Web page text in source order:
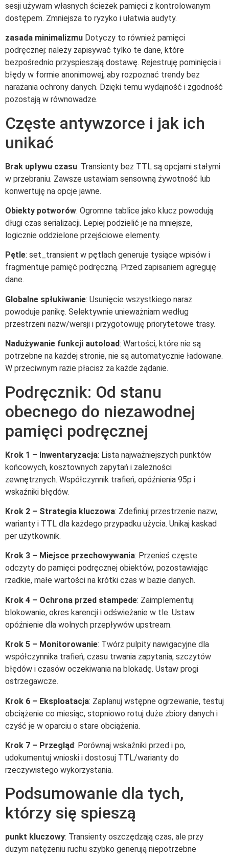
sesji używam własnych ścieżek pamięci z kontrolowanym
dostępem. Zmniejsza to ryzyko i ułatwia audyty.
zasada minimalizmu Dotyczy to również pamięci
podręcznej: należy zapisywać tylko te dane, które
bezpośrednio przyspieszają dostawę. Rejestruję pominięcia i
błędy w formie anonimowej, aby rozpoznać trendy bez
narażania ochrony danych. Dzięki temu wydajność i zgodność
pozostają w równowadze.
Częste antywzorce i jak ich
unikać
Brak upływu czasu: Transienty bez TTL są opcjami stałymi
w przebraniu. Zawsze ustawiam sensowną żywotność lub
konwertuję na opcje jawne.
Obiekty potworów: Ogromne tablice jako klucz powodują
długi czas serializacji. Lepiej podzielić je na mniejsze,
logicznie oddzielone przejściowe elementy.
Pętle: set_transient w pętlach generuje tysiące wpisów i
fragmentuje pamięć podręczną. Przed zapisaniem agreguję
dane.
Globalne spłukiwanie: Usunięcie wszystkiego naraz
powoduje panikę. Selektywnie unieważniam według
przestrzeni nazw/wersji i przygotowuję priorytetowe trasy.
Nadużywanie funkcji autoload: Wartości, które nie są
potrzebne na każdej stronie, nie są automatycznie ładowane.
W przeciwnym razie płacisz za każde żądanie.
Podręcznik: Od stanu
obecnego do niezawodnej
pamięci podręcznej
Krok 1 – Inwentaryzacja: Lista najważniejszych punktów
końcowych, kosztownych zapytań i zależności
zewnętrznych. Współczynnik trafień, opóźnienia 95p i
wskaźniki błędów.
Krok 2 – Strategia kluczowa: Zdefiniuj przestrzenie nazw,
warianty i TTL dla każdego przypadku użycia. Unikaj kaskad
per użytkownik.
Krok 3 – Miejsce przechowywania: Przenieś częste
odczyty do pamięci podręcznej obiektów, pozostawiając
rzadkie, małe wartości na krótki czas w bazie danych.
Krok 4 – Ochrona przed stampede: Zaimplementuj
blokowanie, okres karencji i odświeżanie w tle. Ustaw
opóźnienie dla wolnych przepływów upstream.
Krok 5 – Monitorowanie: Twórz pulpity nawigacyjne dla
współczynnika trafień, czasu trwania zapytania, szczytów
błędów i czasów oczekiwania na blokadę. Ustaw progi
ostrzegawcze.
Krok 6 – Eksploatacja: Zaplanuj wstępne ogrzewanie, testuj
obciążenie co miesiąc, stopniowo rotuj duże zbiory danych i
czyść je w oparciu o stare obciążenia.
Krok 7 – Przegląd: Porównaj wskaźniki przed i po,
udokumentuj wnioski i dostosuj TTL/warianty do
rzeczywistego wykorzystania.
Podsumowanie dla tych,
którzy się spieszą
punkt kluczowy: Transienty oszczędzają czas, ale przy
dużym natężeniu ruchu szybko generują niepotrzebne